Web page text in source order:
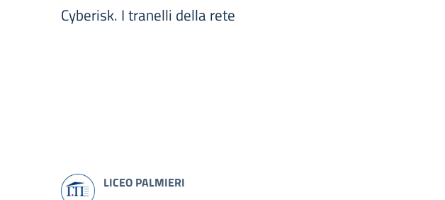
Cyberisk. I tranelli della rete